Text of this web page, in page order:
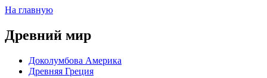
На главную
Древний мир
Доколумбова Америка
Древняя Греция